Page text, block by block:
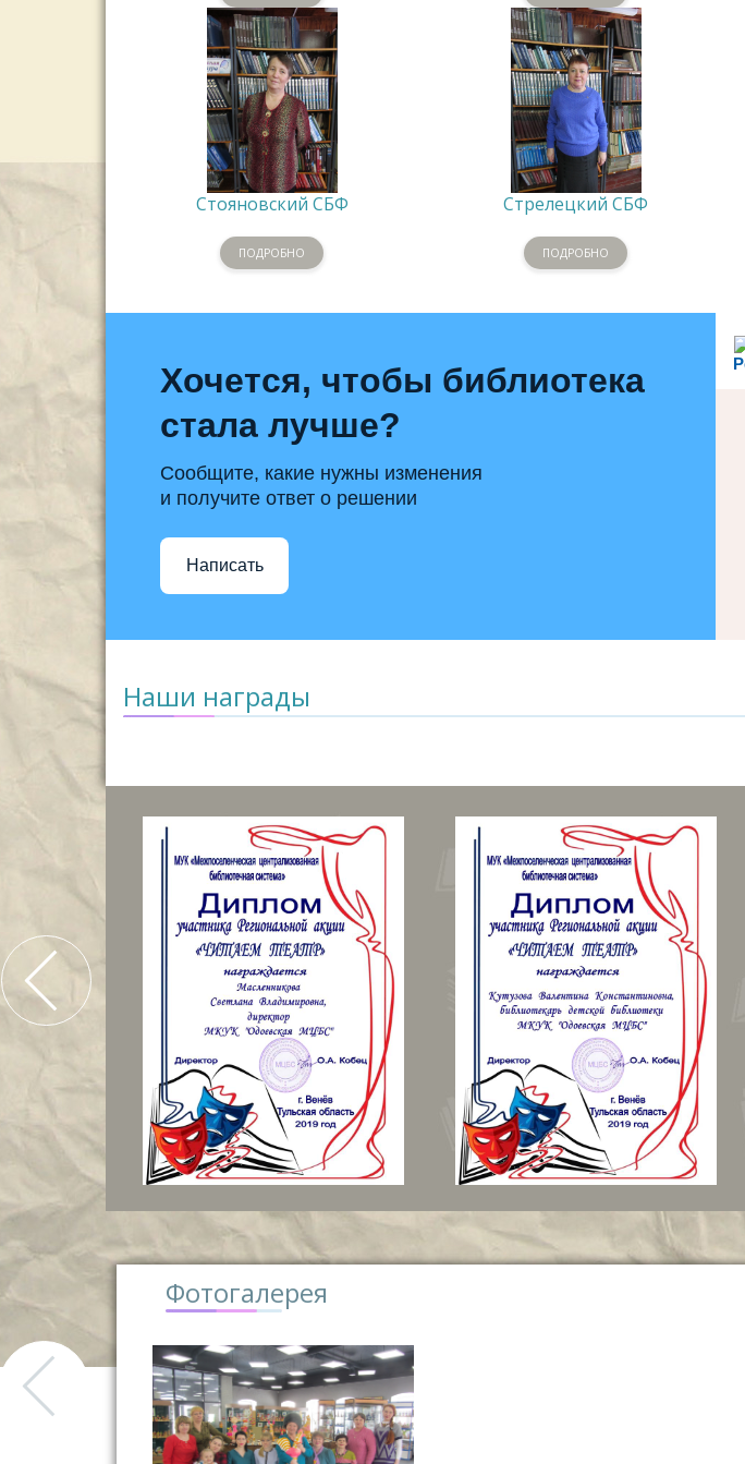
Стояновский СБФ
ПОДРОБНО
Стрелецкий СБФ
ПОДРОБНО
Хочется, чтобы библиотека
стала лучше?
Сообщите, какие нужны изменения
и получите ответ о решении
Написать
Наши награды
Фотогалерея